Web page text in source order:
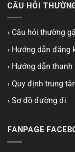
CÂU HỎI
› Câu hỏi thường
› Hướng dẫn đăng
› Hướng dẫn thanh
› Quy định trung
› Sơ đồ đường đi
FANPAGE